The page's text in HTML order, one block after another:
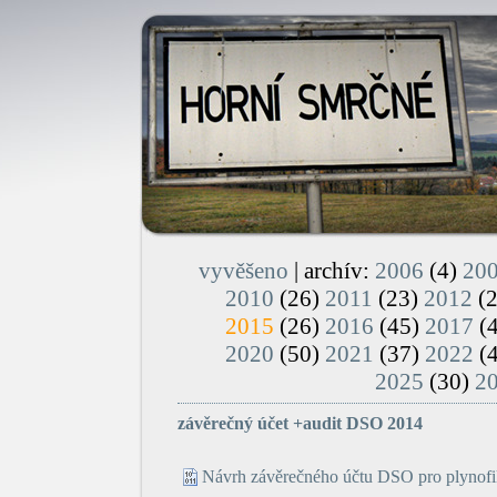
vyvěšeno | archív: 2006 (4)
2010 (26) 2011 (23) 2012
2015 (26) 2016 (45) 2017
2020 (50) 2021 (37) 2022
2025 (30)
závěrečný účet +audit DSO 2014
Návrh závěrečného účtu DSO pro